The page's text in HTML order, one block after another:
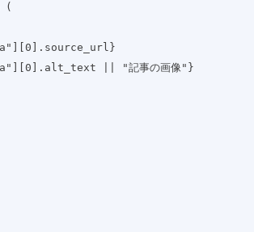
(
|| "記事の画像"}